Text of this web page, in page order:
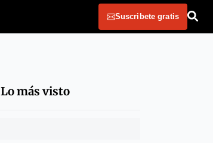
Suscribete gratis
Lo más visto